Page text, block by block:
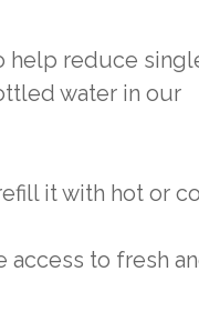
help reduce
water in our
it with hot or
access to fresh